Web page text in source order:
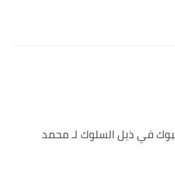
في ذيل السلوك لـ محمد